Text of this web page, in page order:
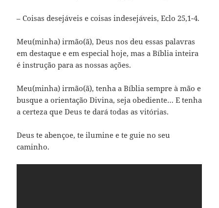
– Coisas desejáveis e coisas indesejáveis, Eclo 25,1-4.
Meu(minha) irmão(ã), Deus nos deu essas palavras
em destaque e em especial hoje, mas a Bíblia inteira
é instrução para as nossas ações.
Meu(minha) irmão(ã), tenha a Bíblia sempre à mão e
busque a orientação Divina, seja obediente… E tenha
a certeza que Deus te dará todas as vitórias.
Deus te abençoe, te ilumine e te guie no seu
caminho.